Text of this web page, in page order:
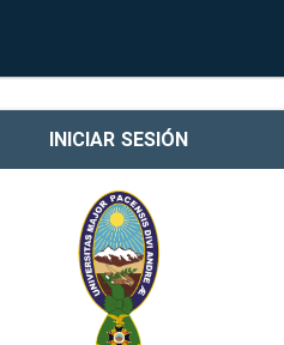
INICIAR SESIÓN